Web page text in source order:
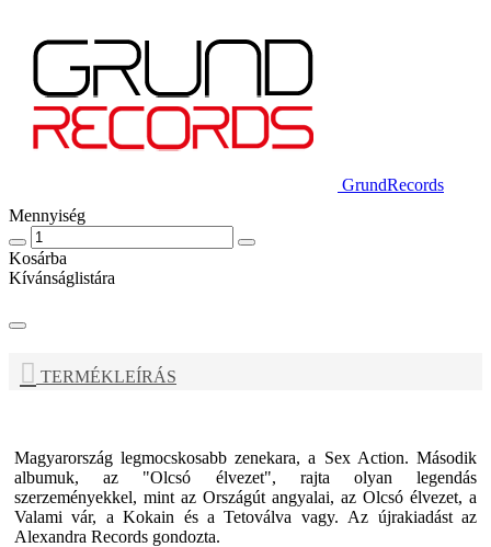
GrundRecords
Mennyiség
Kosárba
Kívánságlistára
TERMÉKLEÍRÁS
Magyarország legmocskosabb zenekara, a Sex Action. Második
albumuk, az "Olcsó élvezet", rajta olyan legendás
szerzeményekkel, mint az Országút angyalai, az Olcsó élvezet, a
Valami vár, a Kokain és a Tetoválva vagy. Az újrakiadást az
Alexandra Records gondozta.